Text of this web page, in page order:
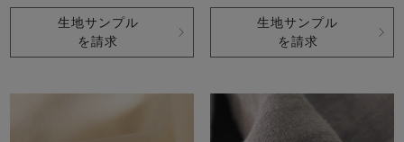
生地サンプル
を請求
生地サンプル
を請求